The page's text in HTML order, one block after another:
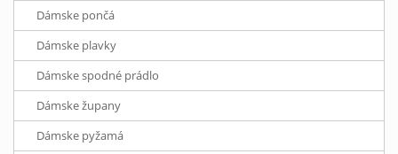
Dámske pončá
Dámske plavky
Dámske spodné prádlo
Dámske župany
Dámske pyžamá